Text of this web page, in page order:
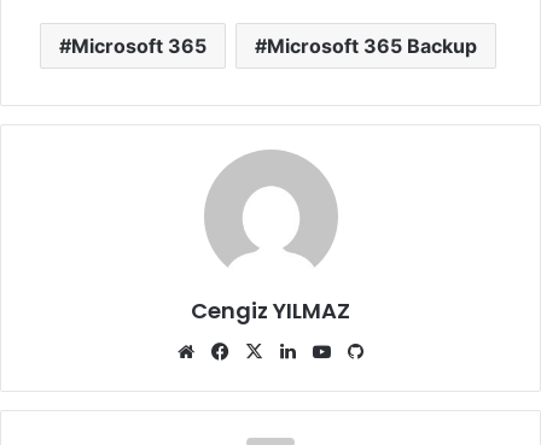
Microsoft 365 Microsoft 365 Backup
Cengiz YILMAZ
Web
Facebook
X LinkedInYouTube